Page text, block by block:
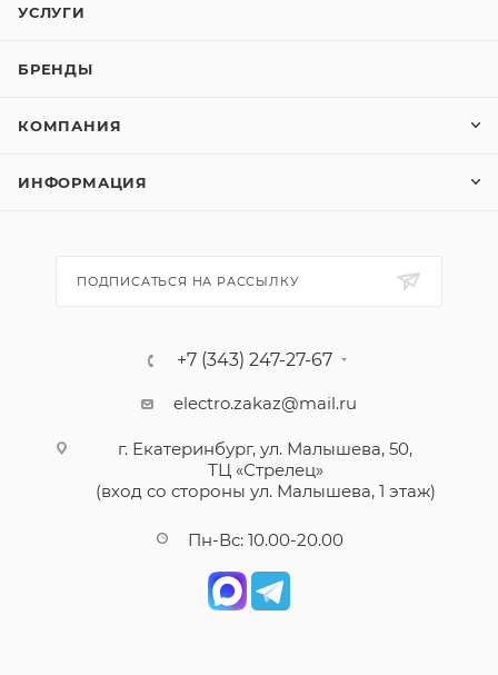
УСЛУГИ
БРЕНДЫ
КОМПАНИЯ
ИНФОРМАЦИЯ
ПОДПИСАТЬСЯ НА РАССЫЛКУ
+7 (343) 247-27-67
electro.zakaz@mail.ru
г. Екатеринбург, ул. Малышева, 50,
ТЦ «Стрелец»
(вход со стороны ул. Малышева, 1 этаж)
Пн-Вс: 10.00-20.00